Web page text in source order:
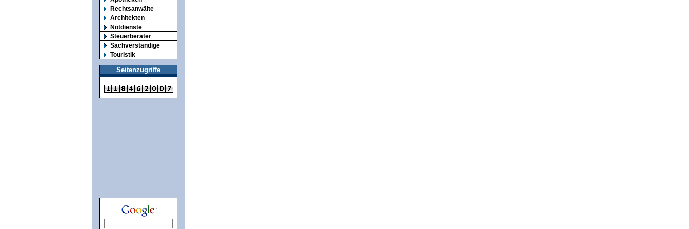
Rechtsanwälte
Architekten
Notdienste
Steuerberater
Sachverständige
Touristik
Seitenzugriffe